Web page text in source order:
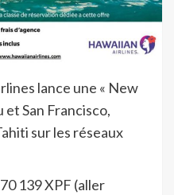
lance une « New
et San Francisco,
sur les réseaux
139 XPF (aller